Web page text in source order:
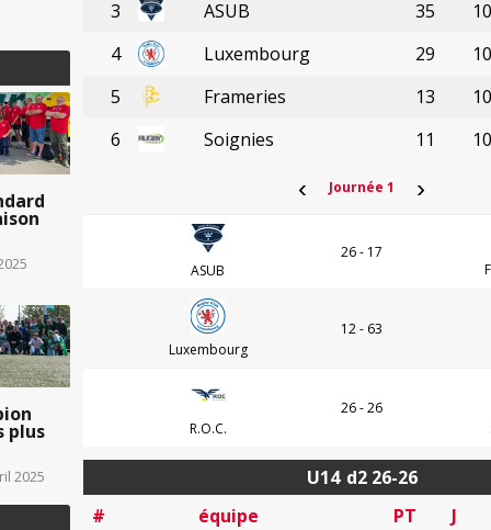
plus
2025
3
ASUB 35
10
4
Luxembourg 29
10
5
Frameries 13
10
6
Soignies 11 10
‹ Journée 1 ›
ASUB
26 - 17
Luxembourg
12 - 63
R.O.C.
26 - 26
U14 d2 26-26
#
équipe PT
J